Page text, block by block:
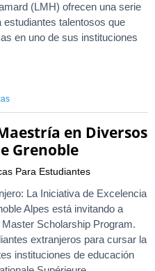
(LMH) ofrecen una serie
talentosos que
en uno de sus instituciones
en Diversos
Grenoble
Para Estudiantes
La Iniciativa de Excelencia
Alpes está invitando a
Scholarship Program.
extranjeros para cursar la
instituciones de educación